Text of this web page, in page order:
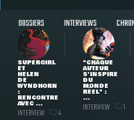
DOSSIERS INTERVIEWS
SUPERGIRL
ET
HELEN
DE
WYNDHORN
:
RENCONTRE
AVEC ...
INTERVIEW 4
"CHAQUE
AUTEUR
S'INSPIRE
DU
MONDE
RÉEL" :
...
INTERVIEW 1